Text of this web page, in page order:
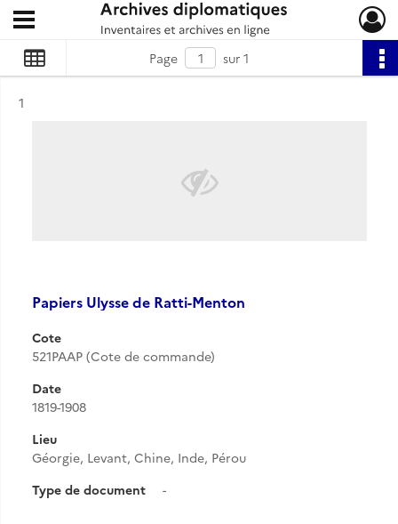
Archives diplomatiques
Ouvrir le menu déroulant
Page sur 1
Résultat n°
1
Papiers Ulysse de Ratti-Menton
Cote
521PAAP (Cote de commande)
Date
1819-1908
Lieu
Géorgie, Levant, Chine, Inde, Pérou
Type de document
-